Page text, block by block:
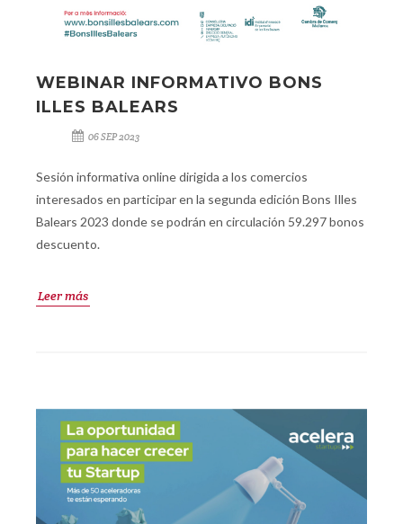
WEBINAR INFORMATIVO BONS
ILLES BALEARS
06 SEP 2023
Sesión informativa online dirigida a los comercios
interesados en participar en la segunda edición Bons Illes
Balears 2023 donde se podrán en circulación 59.297 bonos
descuento.
Leer más